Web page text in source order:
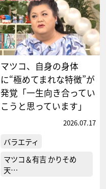
マツコ、自身の身体
に“極めてまれな特徴”が
発覚「一生向き合ってい
こうと思っています」
2026.07.17
バラエティ
マツコ＆有吉 かりそめ
天…